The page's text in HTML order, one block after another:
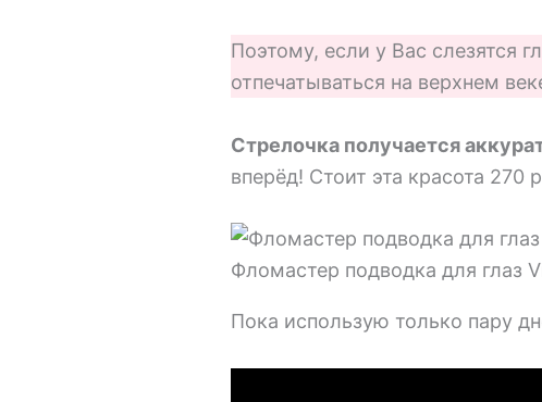
Поэтому, если у Вас слезятся
отпечатываться на верхнем
Стрелочка получается
вперёд! Стоит эта красота 270
Фломастер подводка для глаз
Пока использую только пару